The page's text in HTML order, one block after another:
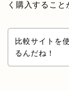
く購入すること
比較サイトを
るんだね！